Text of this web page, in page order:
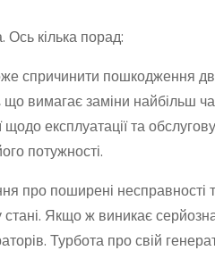
кілька порад:
спричинити пошкодження
вимагає заміни найбільш
експлуатації та
потужності.
про поширені несправності
Якщо ж виникає
Турбота про свій